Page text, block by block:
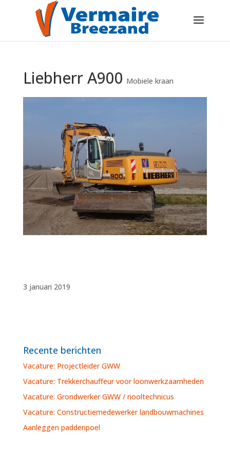
Liebherr A900 Mobiele kraan
3 januari 2019
Recente berichten
Vacature: Projectleider GWW
Vacature: Trekkerchauffeur voor loonwerkzaamheden
Vacature: Grondwerker GWW / riooltechnicus
Vacature: Constructiemedewerker landbouwmachines
Aanleggen paddenpoel